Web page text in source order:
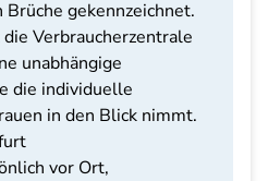
Brüche gekennzeichnet.
Verbraucherzentrale
unabhängige
die individuelle
in den Blick nimmt.
vor Ort,